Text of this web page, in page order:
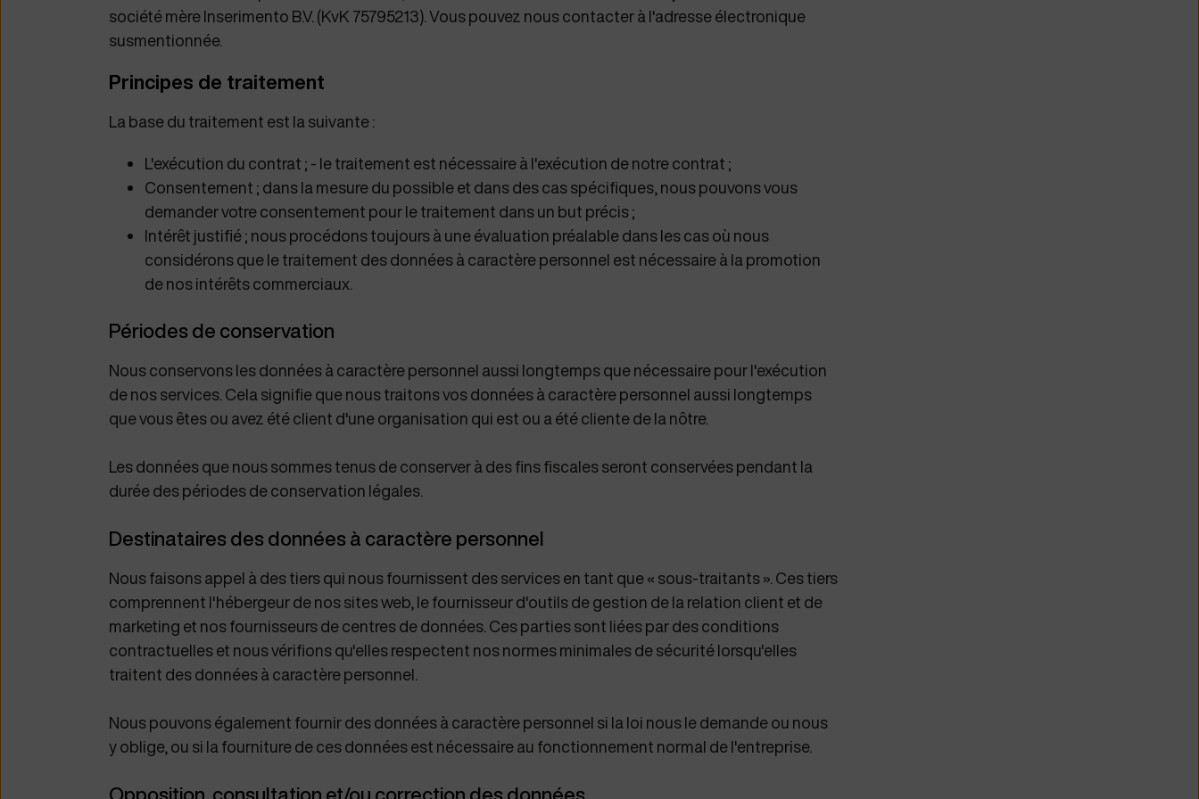
société mère Inserimento B.V. (KvK 75795213). Vous pouvez nous contacter à l'adresse électronique
susmentionnée.
Principes de traitement
La base du traitement est la suivante :
L'exécution du contrat ; - le traitement est nécessaire à l'exécution de notre contrat ;
Consentement ; dans la mesure du possible et dans des cas spécifiques, nous pouvons vous
demander votre consentement pour le traitement dans un but précis ;
Intérêt justifié ; nous procédons toujours à une évaluation préalable dans les cas où nous
considérons que le traitement des données à caractère personnel est nécessaire à la promotion
de nos intérêts commerciaux.
Périodes de conservation
Nous conservons les données à caractère personnel aussi longtemps que nécessaire pour l'exécution
de nos services. Cela signifie que nous traitons vos données à caractère personnel aussi longtemps
que vous êtes ou avez été client d'une organisation qui est ou a été cliente de la nôtre.
Les données que nous sommes tenus de conserver à des fins fiscales seront conservées pendant la
durée des périodes de conservation légales.
Destinataires des données à caractère personnel
Nous faisons appel à des tiers qui nous fournissent des services en tant que « sous-traitants ». Ces tiers
comprennent l'hébergeur de nos sites web, le fournisseur d'outils de gestion de la relation client et de
marketing et nos fournisseurs de centres de données. Ces parties sont liées par des conditions
contractuelles et nous vérifions qu'elles respectent nos normes minimales de sécurité lorsqu'elles
traitent des données à caractère personnel.
Nous pouvons également fournir des données à caractère personnel si la loi nous le demande ou nous
y oblige, ou si la fourniture de ces données est nécessaire au fonctionnement normal de l'entreprise.